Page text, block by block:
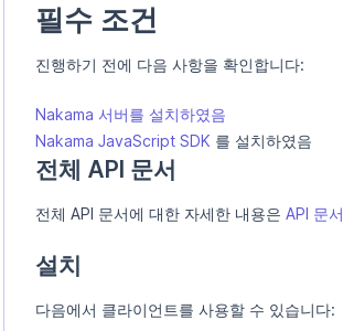
필수 조건
진행하기 전에 다음 사항을 확인합니다:
Nakama 서버를 설치하였음
Nakama JavaScript SDK 를 설치하였음
전체 API 문서
전체 API 문서에 대한 자세한 내용은 API 문서
설치
다음에서 클라이언트를 사용할 수 있습니다: